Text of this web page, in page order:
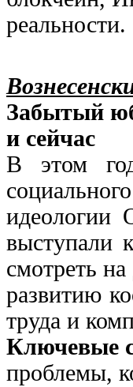
реальности.
Забытый
и сейчас
В этом
идеологии
выступали
смотреть
развитию
труда и
Ключевые
проблемы,